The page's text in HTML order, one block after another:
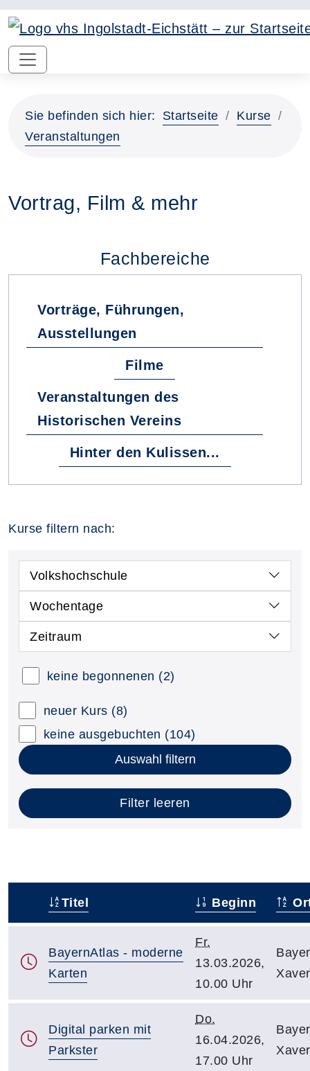
Sie befinden sich hier: Startseite
Kurse
Veranstaltungen
Vortrag, Film & mehr
Fachbereiche
Vorträge, Führungen,
Ausstellungen
Filme
Veranstaltungen des
Historischen Vereins
Hinter den Kulissen...
Kurse filtern nach:
Volkshochschule
Wochentage
Zeitraum
keine begonnenen (2)
neuer Kurs (8)
keine ausgebuchten (104)
Auswahl filtern
Filter leeren
Titel Beginn
BayernAtlas - moderne
Karten
Fr.
13.03.2026,
10.00 Uhr
Digital parken mit
Parkster
Do.
16.04.2026,
17.00 Uhr